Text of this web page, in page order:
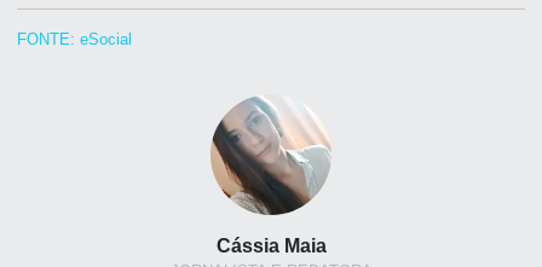
Cássia Maia
FONTE: eSocial